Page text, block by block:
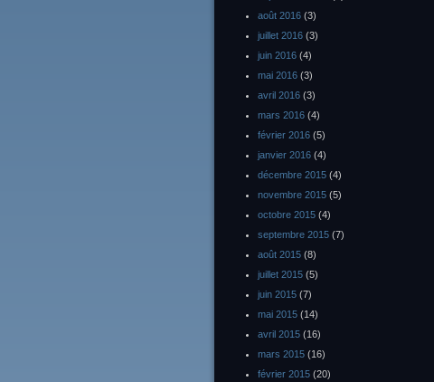
août 2016 (3)
juillet 2016 (3)
juin 2016 (4)
mai 2016 (3)
avril 2016 (3)
mars 2016 (4)
février 2016 (5)
janvier 2016 (4)
décembre 2015 (4)
novembre 2015 (5)
octobre 2015 (4)
septembre 2015 (7)
août 2015 (8)
juillet 2015 (5)
juin 2015 (7)
mai 2015 (14)
avril 2015 (16)
mars 2015 (16)
février 2015 (20)